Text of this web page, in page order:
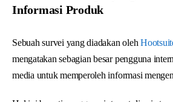
Informasi Produk
Sebuah survei yang diadakan oleh
mengatakan sebagian besar pengguna
media untuk memperoleh informasi